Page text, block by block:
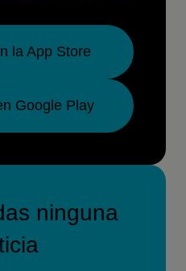
la App Store
Google Play
ninguna